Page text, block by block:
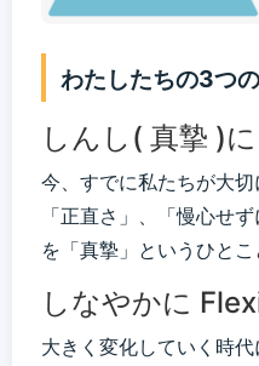
わたしたちの3つの
しんし( 真摯 )
今、すでに私たちが大
「正直さ」、「慢心せ
を「真摯」というひとこ
しなやかに
大きく変化していく時